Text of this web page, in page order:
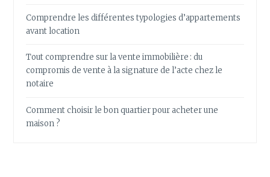
Comprendre les différentes typologies d’appartements
avant location
Tout comprendre sur la vente immobilière : du
compromis de vente à la signature de l’acte chez le
notaire
Comment choisir le bon quartier pour acheter une
maison ?